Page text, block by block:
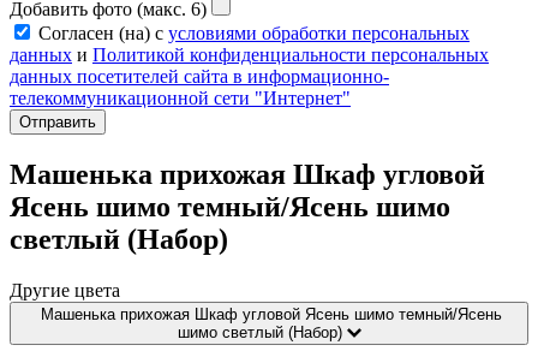
Добавить фото (макс. 6)
Согласен (на) с условиями обработки персональных
данных и Политикой конфиденциальности персональных
данных посетителей сайта в информационно-
телекоммуникационной сети "Интернет"
Отправить
Машенька прихожая Шкаф угловой
Ясень шимо темный/Ясень шимо
светлый (Набор)
Другие цвета
Машенька прихожая Шкаф угловой Ясень шимо темный/Ясень
шимо светлый (Набор)